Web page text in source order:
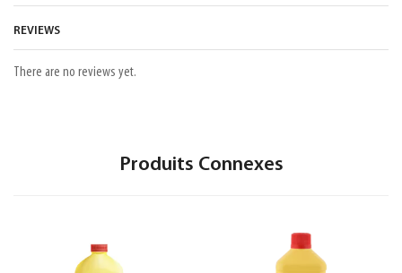
REVIEWS
There are no reviews yet.
Produits Connexes